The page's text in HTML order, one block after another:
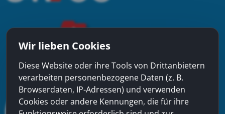
Wir lieben Cookies
Diese Website oder ihre Tools von Drittanbietern
verarbeiten personenbezogene Daten (z. B.
Browserdaten, IP-Adressen) und verwenden
Cookies oder andere Kennungen, die für ihre